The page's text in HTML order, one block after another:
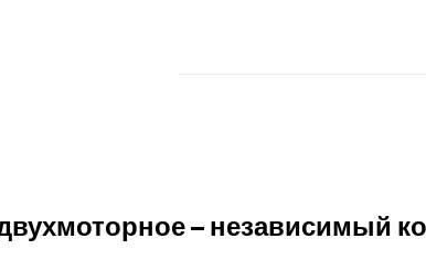
– независимый